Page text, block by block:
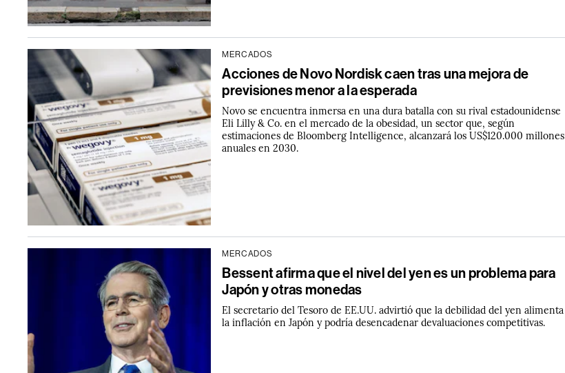
MERCADOS
Acciones de Novo Nordisk caen tras una mejora de
previsiones menor a la esperada
Novo se encuentra inmersa en una dura batalla con su rival estadounidense
Eli Lilly & Co. en el mercado de la obesidad, un sector que, según
estimaciones de Bloomberg Intelligence, alcanzará los US$120.000 millones
anuales en 2030.
MERCADOS
Bessent afirma que el nivel del yen es un problema para
Japón y otras monedas
El secretario del Tesoro de EE.UU. advirtió que la debilidad del yen alimenta
la inflación en Japón y podría desencadenar devaluaciones competitivas.